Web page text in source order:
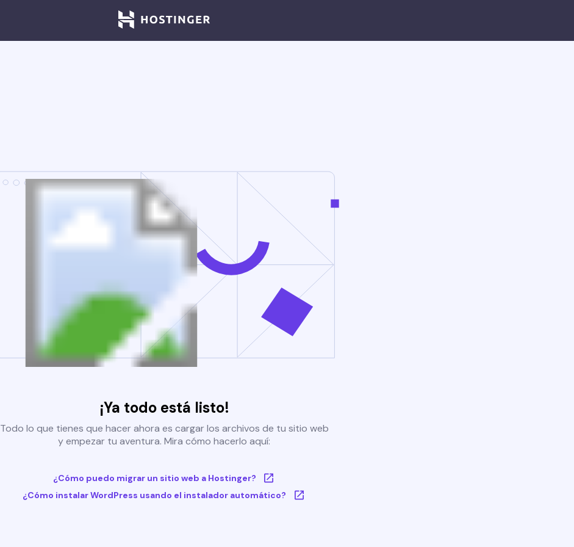
¡Ya todo está listo!
Todo lo que tienes que hacer ahora es cargar los archivos de tu sitio web
y empezar tu aventura. Mira cómo hacerlo aquí:
¿Cómo puedo migrar un sitio web a Hostinger?
¿Cómo instalar WordPress usando el instalador automático?